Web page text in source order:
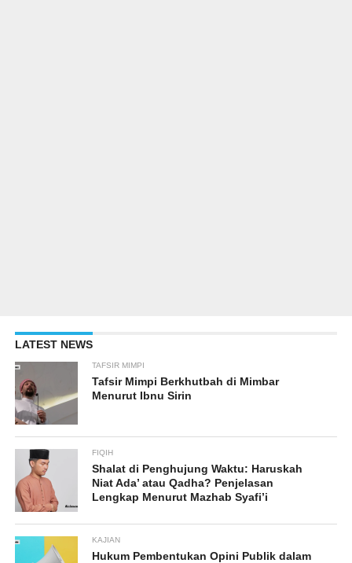
LATEST NEWS
TAFSIR MIMPI
Tafsir Mimpi Berkhutbah di Mimbar
Menurut Ibnu Sirin
FIQIH
Shalat di Penghujung Waktu: Haruskah
Niat Ada’ atau Qadha? Penjelasan
Lengkap Menurut Mazhab Syafi’i
KAJIAN
Hukum Pembentukan Opini Publik dalam